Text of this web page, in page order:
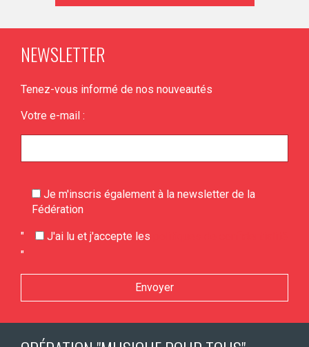
NEWSLETTER
Tenez-vous informé de nos nouveautés
Votre e-mail :
Je m'inscris également à la newsletter de la
Fédération
"
J'ai lu et j'accepte les
"